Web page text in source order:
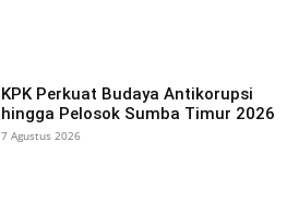
KPK Perkuat Budaya Antikorupsi
hingga Pelosok Sumba Timur 2026
7 Agustus 2026